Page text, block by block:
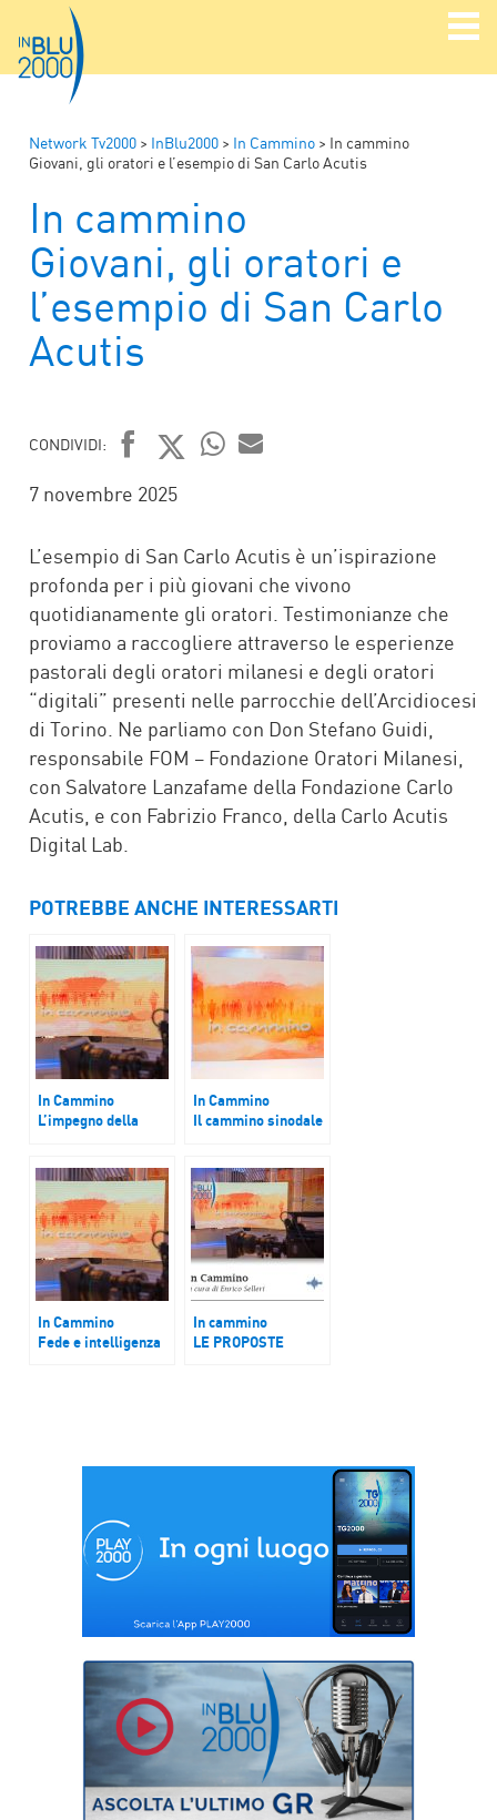
Network Tv2000 > InBlu2000 > In Cammino > In cammino
Giovani, gli oratori e l’esempio di San Carlo Acutis
In cammino
Giovani, gli oratori e
l’esempio di San Carlo
Acutis
CONDIVIDI:
FACEBOOK
TWITTER
7 novembre 2025
L’esempio di San Carlo Acutis è un’ispirazione
profonda per i più giovani che vivono
quotidianamente gli oratori. Testimonianze che
proviamo a raccogliere attraverso le esperienze
pastorali degli oratori milanesi e degli oratori
“digitali” presenti nelle parrocchie dell’Arcidiocesi
di Torino. Ne parliamo con Don Stefano Guidi,
responsabile FOM – Fondazione Oratori Milanesi,
con Salvatore Lanzafame della Fondazione Carlo
Acutis, e con Fabrizio Franco, della Carlo Acutis
Digital Lab.
POTREBBE ANCHE INTERESSARTI
In Cammino
L’impegno della
In Cammino
Il cammino sinodale
Sansepolcro
In Cammino
Fede e intelligenza
In cammino
LE PROPOSTE